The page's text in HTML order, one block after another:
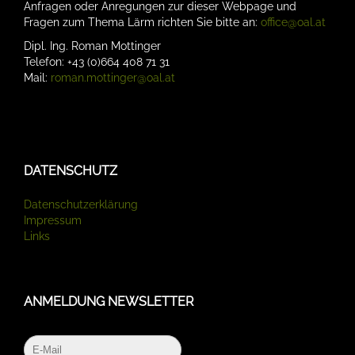
Anfragen oder Anregungen zur dieser Webpage und
Fragen zum Thema Lärm richten Sie bitte an: office@oal.at
Dipl. Ing. Roman Mottinger
Telefon: +43 (0)664 408 71 31
Mail: roman.mottinger@oal.at
DATENSCHUTZ
Datenschutzerklärung
Impressum
Links
ANMELDUNG NEWSLETTER